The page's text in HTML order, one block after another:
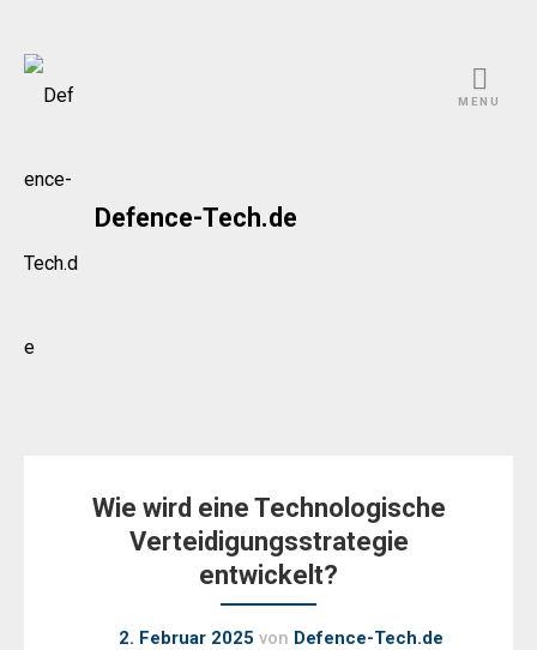
Skip
Defence-Tech.de
MENU
Wie wird eine Technologische
Verteidigungsstrategie
entwickelt?
2. Februar 2025 von Defence-Tech.de